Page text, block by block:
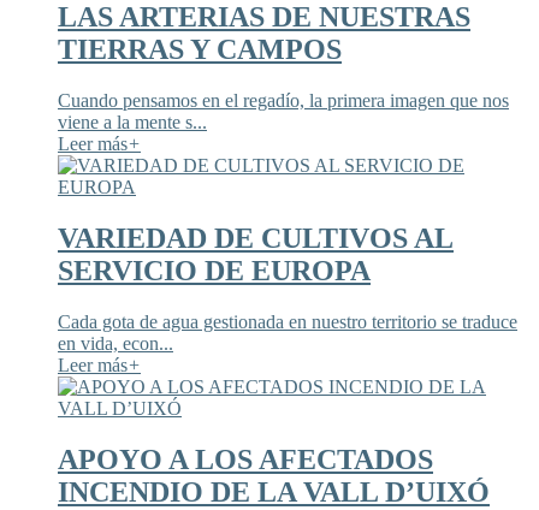
LAS ARTERIAS DE NUESTRAS
TIERRAS Y CAMPOS
Cuando pensamos en el regadío, la primera imagen que nos
viene a la mente s...
Leer más+
VARIEDAD DE CULTIVOS AL
SERVICIO DE EUROPA
Cada gota de agua gestionada en nuestro territorio se traduce
en vida, econ...
Leer más+
APOYO A LOS AFECTADOS
INCENDIO DE LA VALL D’UIXÓ